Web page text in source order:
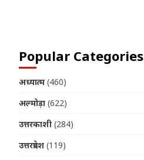
Popular Categories
अध्यात्म (460)
अल्मोड़ा (622)
उत्तरकाशी (284)
उत्तरप्रदेश (119)